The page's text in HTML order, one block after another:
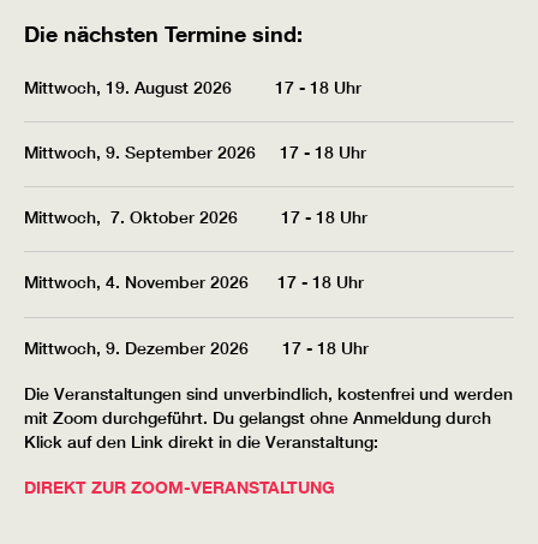
Die nächsten Termine sind:
Mittwoch, 19. August 2026 17 - 18 Uhr
Mittwoch, 9. September 2026 17 - 18 Uhr
Mittwoch, 7. Oktober 2026 17 - 18 Uhr
Mittwoch, 4. November 2026 17 - 18 Uhr
Mittwoch, 9. Dezember 2026 17 - 18 Uhr
Die Veranstaltungen sind unverbindlich, kostenfrei und werden
mit Zoom durchgeführt. Du gelangst ohne Anmeldung durch
Klick auf den Link direkt in die Veranstaltung:
DIREKT ZUR ZOOM-VERANSTALTUNG